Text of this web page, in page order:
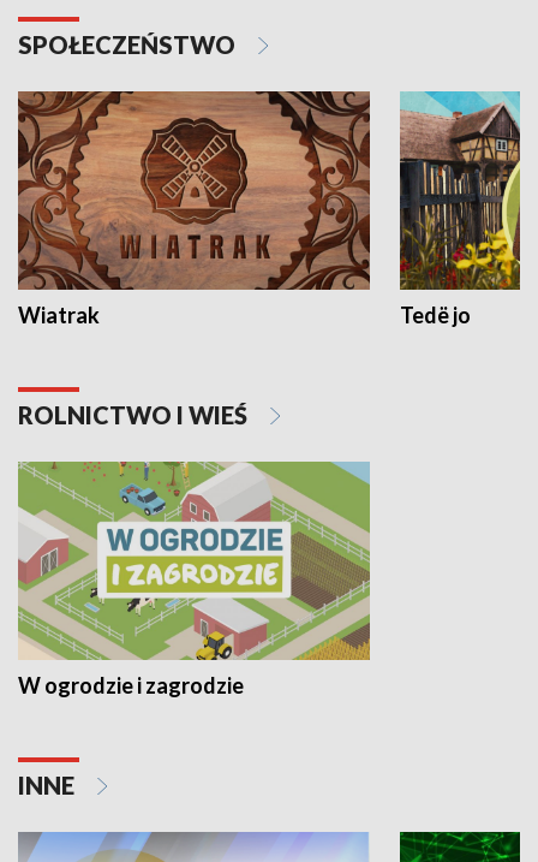
SPOŁECZEŃSTWO
Wiatrak Tedë jo
ROLNICTWO I WIEŚ
W ogrodzie i zagrodzie
INNE